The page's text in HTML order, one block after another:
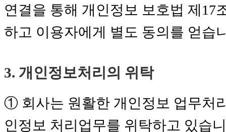
연결을 통해 개인정보 보호법 제17
하고 이용자에게 별도 동의를 얻습
3. 개인정보처리의 위탁
① 회사는 원활한 개인정보 업무처
인정보 처리업무를 위탁하고 있습